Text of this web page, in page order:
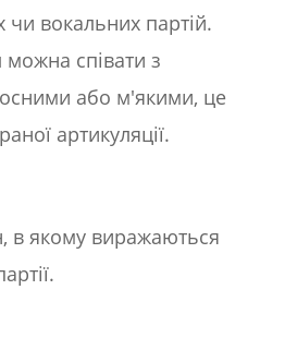
чи вокальних партій.
співати з
або м'якими, це
артикуляції.
в якому виражаються